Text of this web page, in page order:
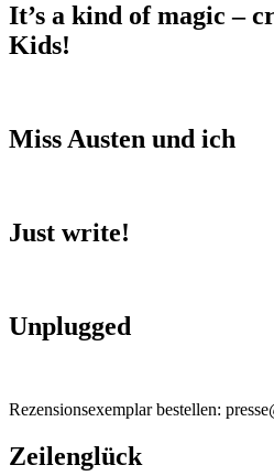
It’s a kind of magic –
Kids!
Miss Austen und ich
Just write!
Unplugged
Rezensionsexemplar bestellen:
Zeilenglück